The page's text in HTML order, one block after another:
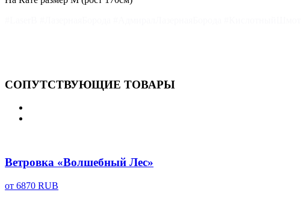
СОПУТСТВУЮЩИЕ ТОВАРЫ
Ветровка «Волшебный Лес»
от 6870 RUB